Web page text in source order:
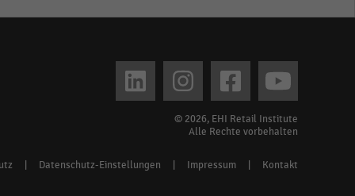
© 2026, EHI Retail Institute
Alle Rechte vorbehalten
Datenschutz-Einstellungen Impressum Kontakt